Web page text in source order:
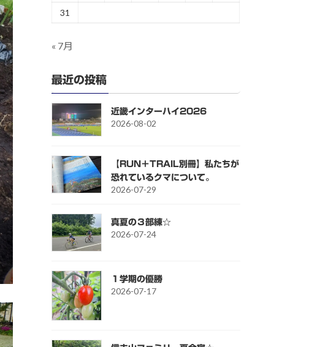
31
« 7月
最近の投稿
近畿インターハイ2026
2026-08-02
【RUN＋TRAIL別冊】私たちが
恐れているクマについて。
2026-07-29
真夏の３部練☆
2026-07-24
１学期の優勝
2026-07-17